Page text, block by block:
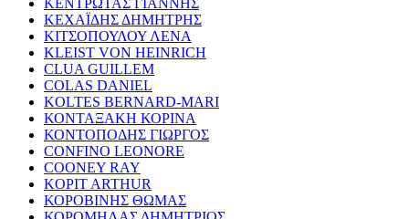
ΚΕΝΤΡΩΤΑΣ ΓΙΑΝΝΗΣ
ΚΕΧΑΪΔΗΣ ΔΗΜΗΤΡΗΣ
ΚΙΤΣΟΠΟΥΛΟΥ ΛΕΝΑ
KLEIST VON HEINRICH
CLUA GUILLEM
COLAS DANIEL
KOLTES BERNARD-MARI
ΚΟΝΤΑΞΑΚΗ ΚΟΡΙΝΑ
ΚΟΝΤΟΠΟΔΗΣ ΓΙΩΡΓΟΣ
CONFINO LEONORE
COONEY RAY
KOPIT ARTHUR
ΚΟΡΟΒΙΝΗΣ ΘΩΜΑΣ